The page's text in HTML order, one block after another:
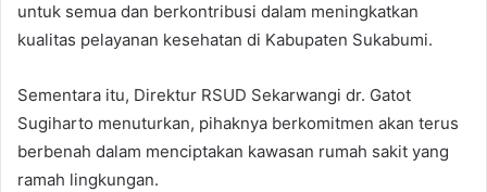
untuk semua dan berkontribusi dalam meningkatkan
kualitas pelayanan kesehatan di Kabupaten Sukabumi.
Sementara itu, Direktur RSUD Sekarwangi dr. Gatot
Sugiharto menuturkan, pihaknya berkomitmen akan terus
berbenah dalam menciptakan kawasan rumah sakit yang
ramah lingkungan.